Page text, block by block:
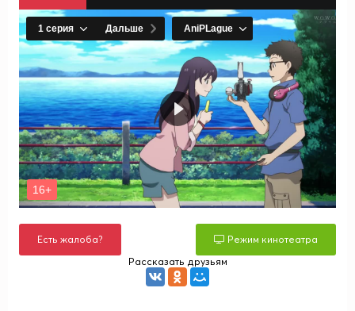
Есть жалоба?
Режим кинотеатра
Рассказать друзьям